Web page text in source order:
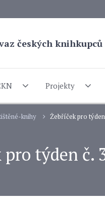
českých
Projekty
knihy Žebříček pro týden
týden č.